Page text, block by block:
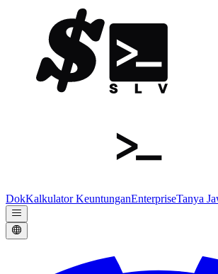
DokKalkulator KeuntunganEnterpriseTanya